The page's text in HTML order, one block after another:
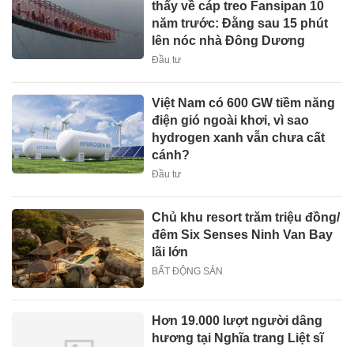
thấy về cáp treo Fansipan 10
năm trước: Đằng sau 15 phút
lên nóc nhà Đông Dương
Đầu tư
Việt Nam có 600 GW tiềm năng
điện gió ngoài khơi, vì sao
hydrogen xanh vẫn chưa cất
cánh?
Đầu tư
Chủ khu resort trăm triệu đồng/
đêm Six Senses Ninh Van Bay
lãi lớn
BẤT ĐỘNG SẢN
Hơn 19.000 lượt người dâng
hương tại Nghĩa trang Liệt sĩ